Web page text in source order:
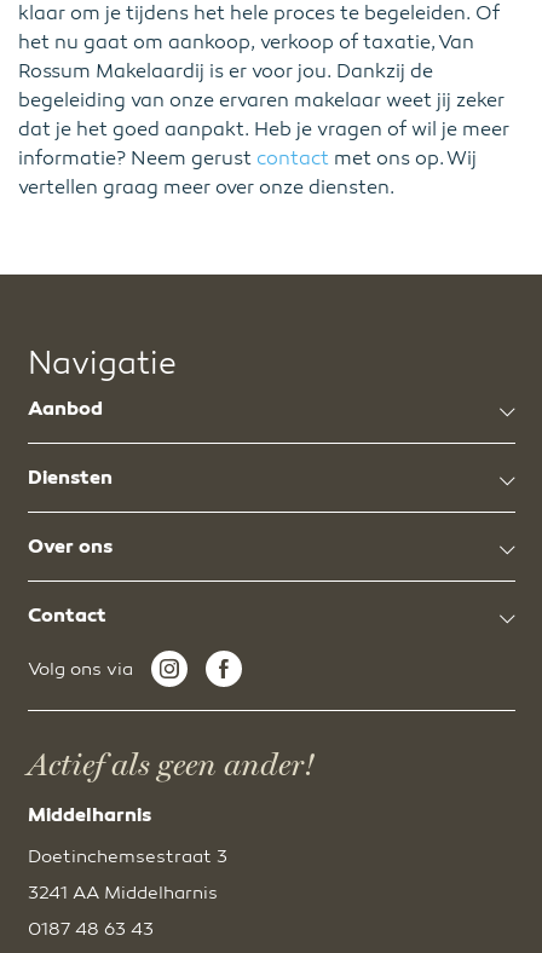
klaar om je tijdens het hele proces te begeleiden. Of
het nu gaat om aankoop, verkoop of taxatie, Van
Rossum Makelaardij is er voor jou. Dankzij de
begeleiding van onze ervaren makelaar weet jij zeker
dat je het goed aanpakt. Heb je vragen of wil je meer
informatie? Neem gerust contact met ons op. Wij
vertellen graag meer over onze diensten.
Navigatie
Aanbod
Diensten
Over ons
Contact
Volg ons via
Actief als geen ander!
Middelharnis
Doetinchemsestraat 3
3241 AA Middelharnis
0187 48 63 43